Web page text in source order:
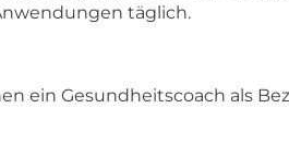
täglich.
ein Gesundheitscoach als